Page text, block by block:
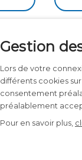
Foire aux questions
Gestion
Lors de votre
différents cookies
consentement
préalablement
Pour en savoir plus,